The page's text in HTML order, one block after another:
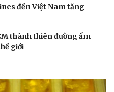
đến Việt Nam tăng
thành thiên đường ẩm
giới